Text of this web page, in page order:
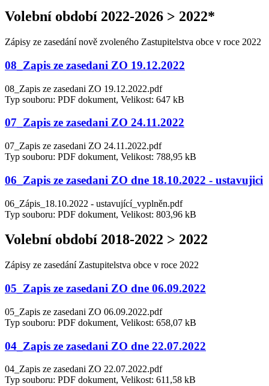
Volební období 2022-2026 > 2022*
Zápisy ze zasedání nově zvoleného Zastupitelstva obce v roce 2022
08_Zapis ze zasedani ZO 19.12.2022
08_Zapis ze zasedani ZO 19.12.2022.pdf
Typ souboru: PDF dokument, Velikost: 647 kB
07_Zapis ze zasedani ZO 24.11.2022
07_Zapis ze zasedani ZO 24.11.2022.pdf
Typ souboru: PDF dokument, Velikost: 788,95 kB
06_Zapis ze zasedani ZO dne 18.10.2022 - ustavujici
06_Zápis_18.10.2022 - ustavující_vyplněn.pdf
Typ souboru: PDF dokument, Velikost: 803,96 kB
Volební období 2018-2022 > 2022
Zápisy ze zasedání Zastupitelstva obce v roce 2022
05_Zapis ze zasedani ZO dne 06.09.2022
05_Zapis ze zasedani ZO 06.09.2022.pdf
Typ souboru: PDF dokument, Velikost: 658,07 kB
04_Zapis ze zasedani ZO dne 22.07.2022
04_Zapis ze zasedani ZO 22.07.2022.pdf
Typ souboru: PDF dokument, Velikost: 611,58 kB